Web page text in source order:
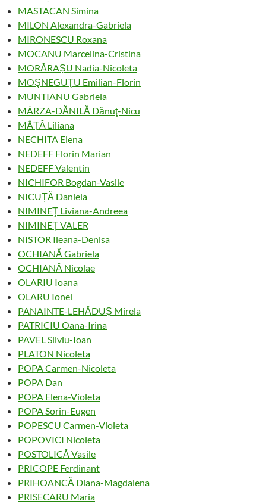
MASTACAN Simina
MILON Alexandra-Gabriela
MIRONESCU Roxana
MOCANU Marcelina-Cristina
MORĂRAȘU Nadia-Nicoleta
MOŞNEGUŢU Emilian-Florin
MUNTIANU Gabriela
MÂRZA-DĂNILĂ Dănuţ-Nicu
MÂȚĂ Liliana
NECHITA Elena
NEDEFF Florin Marian
NEDEFF Valentin
NICHIFOR Bogdan-Vasile
NICUȚĂ Daniela
NIMINEŢ Liviana-Andreea
NIMINEȚ VALER
NISTOR Ileana-Denisa
OCHIANĂ Gabriela
OCHIANĂ Nicolae
OLARIU Ioana
OLARU Ionel
PANAINTE-LEHĂDUȘ Mirela
PATRICIU Oana-Irina
PAVEL Silviu-Ioan
PLATON Nicoleta
POPA Carmen-Nicoleta
POPA Dan
POPA Elena-Violeta
POPA Sorin-Eugen
POPESCU Carmen-Violeta
POPOVICI Nicoleta
POSTOLICĂ Vasile
PRICOPE Ferdinant
PRIHOANCĂ Diana-Magdalena
PRISECARU Maria